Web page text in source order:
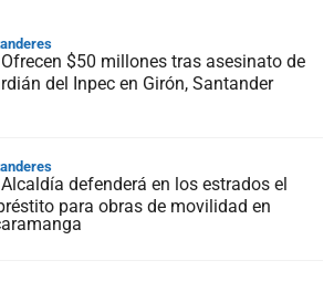
Ofrecen $50 millones tras asesinato de
del Inpec en Girón, Santander
Alcaldía defenderá en los estrados el
para obras de movilidad en